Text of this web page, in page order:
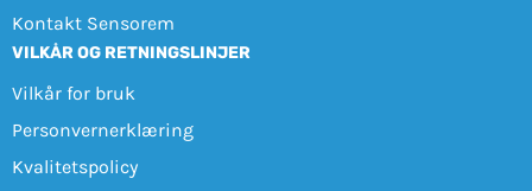
Kontakt Sensorem
VILKÅR OG RETNINGSLINJER
Vilkår for bruk
Personvernerklæring
Kvalitetspolicy